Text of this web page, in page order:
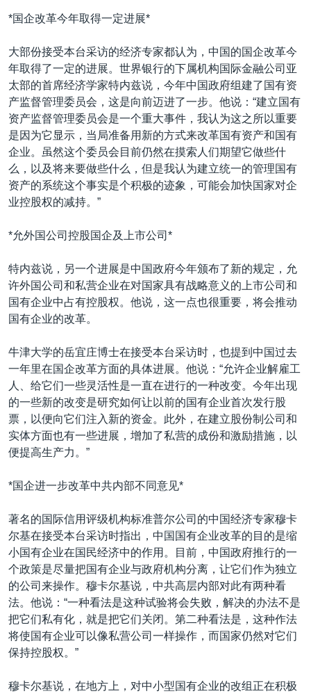
埃博拉疫情
美国之音专访
重要讲话与声明
台海两岸关系
南中国海争端
关注西藏
关注新疆
GEN Z 看美国
其他语言网站
*国企改革今年取得一定进展*
大部份接受本台采访的经济专家都认为，中国的国企改革今
年取得了一定的进展。世界银行的下属机构国际金融公司亚
太部的首席经济学家特内兹说，今年中国政府组建了国有资
产监督管理委员会，这是向前迈进了一步。他说：“建立国有
资产监督管理委员会是一个重大事件，我认为这之所以重要
是因为它显示，当局准备用新的方式来改革国有资产和国有
企业。虽然这个委员会目前仍然在摸索人们期望它做些什
么，以及将来要做些什么，但是我认为建立统一的管理国有
资产的系统这个事实是个积极的迹象，可能会加快国家对企
业控股权的减持。”
*允外国公司控股国企及上市公司*
特内兹说，另一个进展是中国政府今年颁布了新的规定，允
许外国公司和私营企业在对国家具有战略意义的上市公司和
国有企业中占有控股权。他说，这一点也很重要，将会推动
国有企业的改革。
牛津大学的岳宜庄博士在接受本台采访时，也提到中国过去
一年里在国企改革方面的具体进展。他说：“允许企业解雇工
人、给它们一些灵活性是一直在进行的一种改变。今年出现
的一些新的改变是研究如何让以前的国有企业首次发行股
票，以便向它们注入新的资金。此外，在建立股份制公司和
实体方面也有一些进展，增加了私营的成份和激励措施，以
便提高生产力。”
*国企进一步改革中共内部不同意见*
著名的国际信用评级机构标准普尔公司的中国经济专家穆卡
尔基在接受本台采访时指出，中国国有企业改革的目的是缩
小国有企业在国民经济中的作用。目前，中国政府推行的一
个政策是尽量把国有企业与政府机构分离，让它们作为独立
的公司来操作。穆卡尔基说，中共高层内部对此有两种看
法。他说：“一种看法是这种试验将会失败，解决的办法不是
把它们私有化，就是把它们关闭。第二种看法是，这种作法
将使国有企业可以像私营公司一样操作，而国家仍然对它们
保持控股权。”
穆卡尔基说，在地方上，对中小型国有企业的改组正在积极